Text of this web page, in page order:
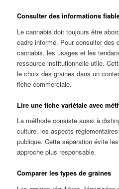
Consulter des informations
Le cannabis doit toujours être
cadre informé. Pour consulter des
cannabis, les usages et les
ressource institutionnelle utile.
le choix des graines dans un
fiche commerciale.
Lire une fiche variétale avec
La méthode consiste aussi à
culture, les aspects
publique. Cette séparation évite
approche plus responsable.
Comparer les types de graines